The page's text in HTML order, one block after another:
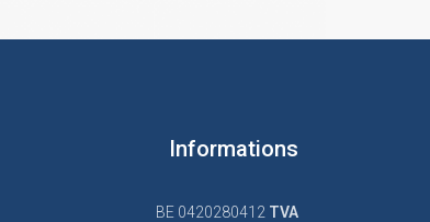
Informations
BE 0420280412 TVA